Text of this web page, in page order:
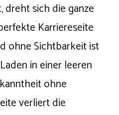
dreht sich die ganze
Karriereseite
ohne Sichtbarkeit ist
in einer leeren
ohne
verliert die